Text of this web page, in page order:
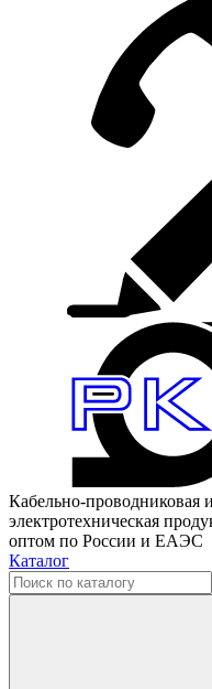
Кабельно-проводниковая и
электротехническая
оптом по России и ЕАЭС
Каталог